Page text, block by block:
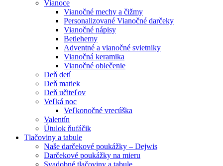
Vianoce
Vianočné mechy a čižmy
Personalizované Vianočné darčeky
Vianočné nápisy
Betlehemy
Adventné a vianočné svietniky
Vianočná keramika
Vianočné oblečenie
Deň detí
Deň matiek
Deň učiteľov
Veľká noc
Veľkonočné vrecúška
Valentín
Útulok ňufáčik
Tlačoviny a tabule
Naše darčekové poukážky – Dejwis
Darčekové poukážky na mieru
Svadobné tlačoviny a tabule